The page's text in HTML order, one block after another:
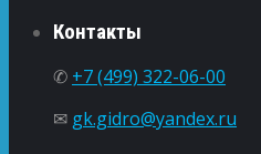
Контакты
✆ +7 (499) 322-06-00
✉ gk.gidro@yandex.ru